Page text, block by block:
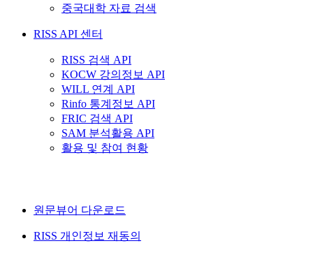
중국대학 자료 검색
RISS API 센터
RISS 검색 API
KOCW 강의정보 API
WILL 연계 API
Rinfo 통계정보 API
FRIC 검색 API
SAM 분석활용 API
활용 및 참여 현황
원문뷰어 다운로드
RISS 개인정보 재동의